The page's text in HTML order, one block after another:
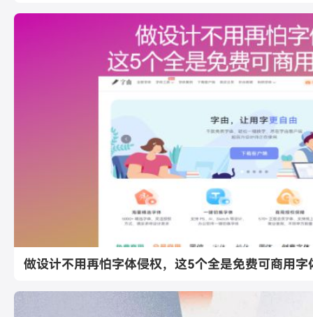
做设计不用再怕字体侵权，这5个全是免费可商用字